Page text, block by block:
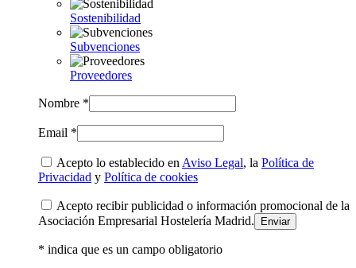
Sostenibilidad
Subvenciones
Proveedores
Nombre *
Email *
Acepto lo establecido en Aviso Legal, la Política de
Privacidad y Política de cookies
Acepto recibir publicidad o información promocional de la
Asociación Empresarial Hostelería Madrid.
* indica que es un campo obligatorio